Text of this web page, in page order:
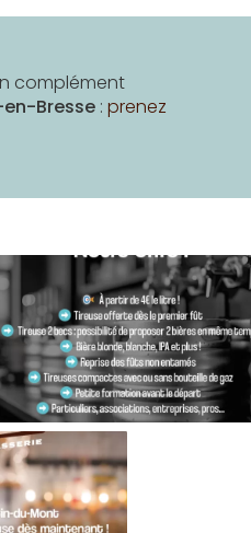
complément
Bresse : prenez